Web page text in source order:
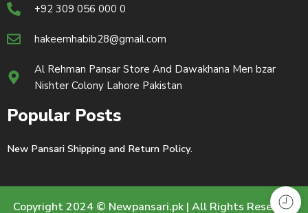
+92 309 056 000 0
hakeemhabib28@gmail.com
Al Rehman Pansar Store And Dawakhana Men bzar
Nishter Colony Lahore Pakistan
Popular Posts
New Pansari Shipping and Return Policy.
Copyright 2024 © Newpansari.pk | All Rights Reserved